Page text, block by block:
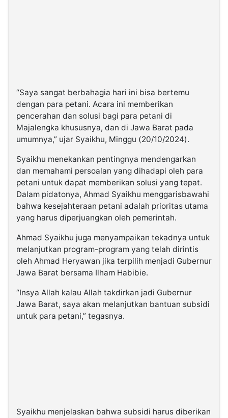
“Saya sangat berbahagia hari ini bisa bertemu
dengan para petani. Acara ini memberikan
pencerahan dan solusi bagi para petani di
Majalengka khususnya, dan di Jawa Barat pada
umumnya,” ujar Syaikhu, Minggu (20/10/2024).
Syaikhu menekankan pentingnya mendengarkan
dan memahami persoalan yang dihadapi oleh para
petani untuk dapat memberikan solusi yang tepat.
Dalam pidatonya, Ahmad Syaikhu menggarisbawahi
bahwa kesejahteraan petani adalah prioritas utama
yang harus diperjuangkan oleh pemerintah.
Ahmad Syaikhu juga menyampaikan tekadnya untuk
melanjutkan program-program yang telah dirintis
oleh Ahmad Heryawan jika terpilih menjadi Gubernur
Jawa Barat bersama Ilham Habibie.
“Insya Allah kalau Allah takdirkan jadi Gubernur
Jawa Barat, saya akan melanjutkan bantuan subsidi
untuk para petani,” tegasnya.
Syaikhu menjelaskan bahwa subsidi harus diberikan